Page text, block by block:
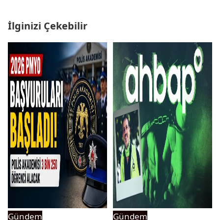
İlginizi Çekebilir
Gündem
Gündem